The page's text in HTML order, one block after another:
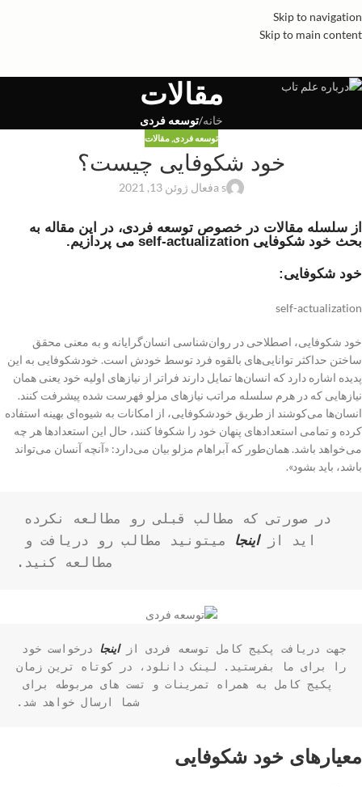
Skip to navigation
Skip to main content
مقالات
خانه/توسعه فردی
توسعه فردی ,مقالات
خود شکوفایی چیست؟
a sفعال ژوئن 13, 2021
از سلسله مقالات در خصوص توسعه فردی، در این مقاله به
بحث خود شکوفایی self-actualization می پردازیم.
خود شکوفایی:
self-actualization
خود شکوفایی، اصطلاحی در روان‌شناسی انسان‌گرایانه و به معنی محقق
ساختن حداکثر توانایی‌های بالقوه فرد توسط خودش است. خودشکوفایی به این
پدیده اشاره دارد که انسان‌ها تمایل دارند فراتر از نیازهای اولیه خود یعنی همان
نیازهایی که در هرم سلسله مراتب نیازهای مزلو فهرست شده پیشرفت کنند.
انسان‌ها می‌کوشند از طریق خودشکوفایی، از امکانات به شیوه‌ای بهینه استفاده
کرده و تمامی استعدادهای پنهان خود را شکوفا کنند، حال این استعدادها هر چه
می‌خواهد باشد. همان‌طور که آبراهام مزلو بیان می‌دارد: «آنچه آنسان می‌تواند
باشد، باید بشود».
اید از اینجا
مطالعه کنید.
جهت دریافت پکیج کامل توسعه فردی از اینجا
شما ارسال خواهد شد.
معیارهای خود شکوفایی